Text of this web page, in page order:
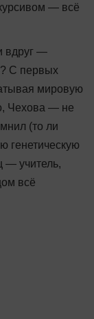
— всё
вдруг —
С первых
мировую
Чехова — не
(то ли
генетическую
— учитель,
всё